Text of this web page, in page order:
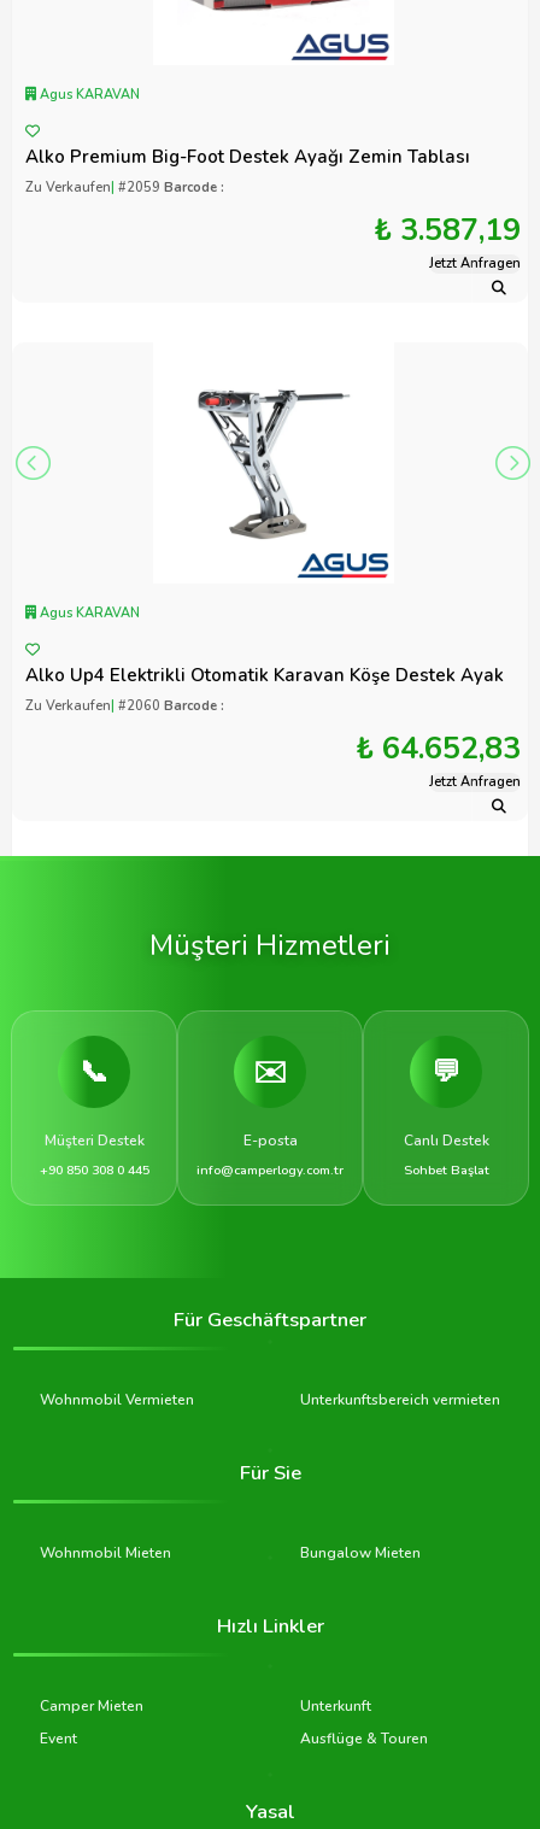
Agus KARAVAN
Alko Premium Big-Foot Destek Ayağı Zemin Tablası
Zu Verkaufen| #2059 Barcode :
₺ 3.587,19
Jetzt Anfragen
Agus KARAVAN
Alko Up4 Elektrikli Otomatik Karavan Köşe Destek Ayak
Zu Verkaufen| #2060 Barcode :
₺ 64.652,83
Jetzt Anfragen
Müşteri Hizmetleri
📞
Müşteri Destek
+90 850 308 0 445
✉️
E-posta
info@camperlogy.com.tr
💬
Canlı Destek
Sohbet Başlat
Für Geschäftspartner
Wohnmobil Vermieten Unterkunftsbereich vermieten
Für Sie
Wohnmobil Mieten Bungalow Mieten
Hızlı Linkler
Camper Mieten
Unterkunft
Event
Ausflüge & Touren
Yasal